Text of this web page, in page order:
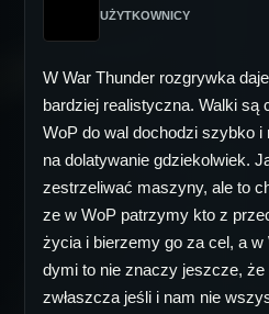
UŻYTKOWNICY
W War Thunder rozgrywka
bardziej realistyczna. Walki są
WoP do wal dochodzi szybko
na dolatywanie gdziekolwiek.
zestrzeliwać maszyny, ale to
ze w WoP patrzymy kto z
życia i bierzemy go za cel, a
dymi to nie znaczy jeszcze, że
zwłaszcza jeśli i nam nie